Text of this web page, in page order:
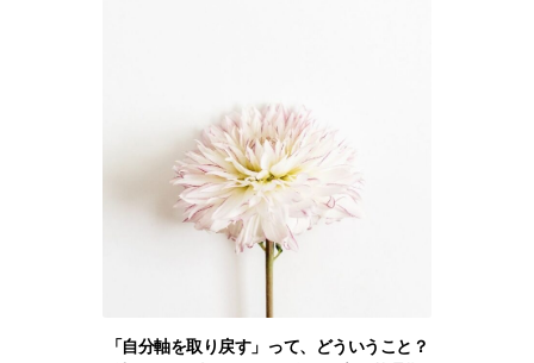
「自分軸を取り戻す」って、どういうこと？